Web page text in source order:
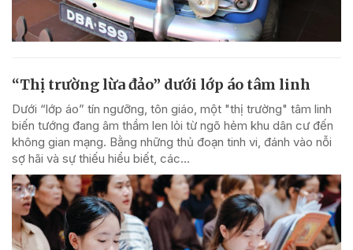
“Thị trường lừa đảo” dưới lớp áo tâm linh
Dưới “lớp áo” tín ngưỡng, tôn giáo, một "thị trường" tâm linh
biến tướng đang âm thầm len lỏi từ ngõ hẻm khu dân cư đến
không gian mạng. Bằng những thủ đoạn tinh vi, đánh vào nỗi
sợ hãi và sự thiếu hiểu biết, các...